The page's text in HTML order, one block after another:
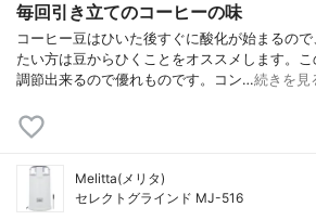
毎回引き立てのコーヒーの味
コーヒー豆はひいた後すぐに酸化が始まるの
たい方は豆からひくことをオススメします。
調節出来るので優れものです。コン…続きを見
Melitta(メリタ)
セレクトグラインド MJ-516